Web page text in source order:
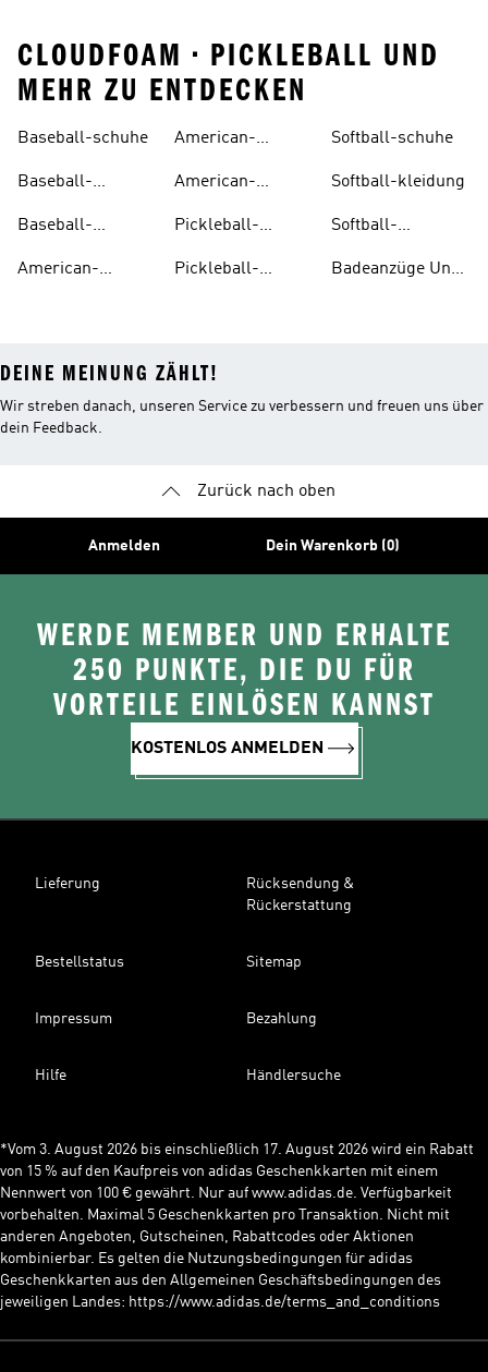
CLOUDFOAM • PICKLEBALL UND
MEHR ZU ENTDECKEN
Baseball-schuhe
Baseball-
Baseball-
American-
American-
American-
Pickleball-
Pickleball-
Softball-schuhe
Softball-kleidung
Softball-
Badeanzüge Und
DEINE MEINUNG ZÄHLT!
Wir streben danach, unseren Service zu verbessern und freuen uns über
dein Feedback.
Zurück nach oben
Anmelden Dein Warenkorb (0)
WERDE MEMBER UND ERHALTE
250 PUNKTE, DIE DU FÜR
VORTEILE EINLÖSEN KANNST
KOSTENLOS ANMELDEN
Lieferung
Rücksendung &
Rückerstattung
Bestellstatus Sitemap
Impressum Bezahlung
Hilfe Händlersuche
*Vom 3. August 2026 bis einschließlich 17. August 2026 wird ein Rabatt
von 15 % auf den Kaufpreis von adidas Geschenkkarten mit einem
Nennwert von 100 € gewährt. Nur auf www.adidas.de. Verfügbarkeit
vorbehalten. Maximal 5 Geschenkkarten pro Transaktion. Nicht mit
anderen Angeboten, Gutscheinen, Rabattcodes oder Aktionen
kombinierbar. Es gelten die Nutzungsbedingungen für adidas
Geschenkkarten aus den Allgemeinen Geschäftsbedingungen des
jeweiligen Landes: https://www.adidas.de/terms_and_conditions